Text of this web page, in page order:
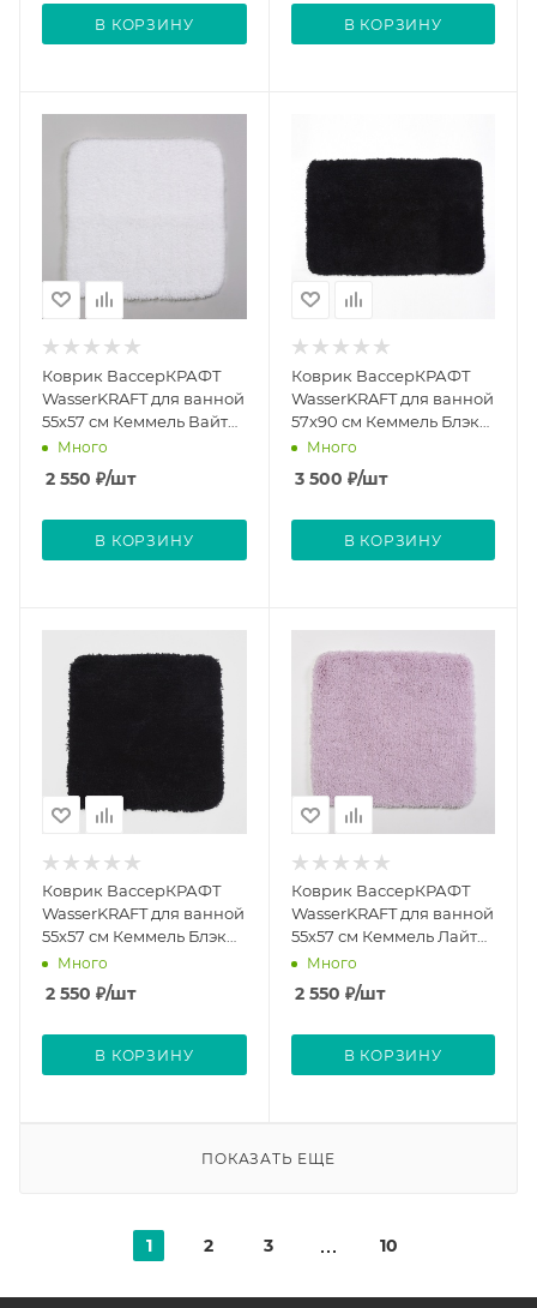
В КОРЗИНУ В КОРЗИНУ
Коврик ВассерКРАФТ
WasserKRAFT для ванной
55х57 см Кеммель Вайт
Kammel White
Много
2 550 ₽/шт
В КОРЗИНУ
Коврик ВассерКРАФТ
WasserKRAFT для ванной
57х90 см Кеммель Блэк
Kammel Black
Много
3 500 ₽/шт
В КОРЗИНУ
Коврик ВассерКРАФТ
WasserKRAFT для ванной
55х57 см Кеммель Блэк
Kammel Black
Много
2 550 ₽/шт
В КОРЗИНУ
Коврик ВассерКРАФТ
WasserKRAFT для ванной
55х57 см Кеммель Лайт
Лила Kammel Light Lilac
Много
2 550 ₽/шт
В КОРЗИНУ
ПОКАЗАТЬ ЕЩЕ
1 2 3 10